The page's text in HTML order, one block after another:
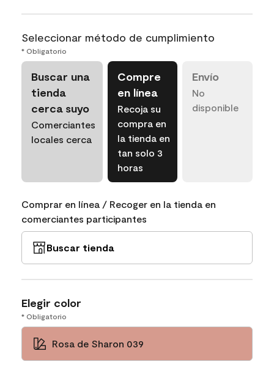
Seleccionar método de cumplimiento
* Obligatorio
Buscar una
tienda
cerca suyo
Comerciantes
locales cerca
Compre
en línea
Recoja su
compra en
la tienda en
tan solo 3
horas
Envío
No
disponible
Comprar en línea / Recoger en la tienda en
comerciantes participantes
Buscar tienda
Elegir color
* Obligatorio
Rosa de Sharon 039